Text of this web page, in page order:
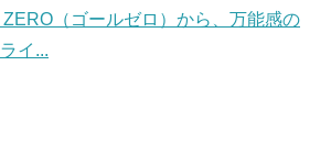
ZERO（ゴールゼロ）から、万能感の
イ...